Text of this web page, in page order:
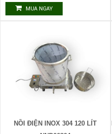
MUA NGAY
NỒI ĐIỆN INOX 304 120 LÍT